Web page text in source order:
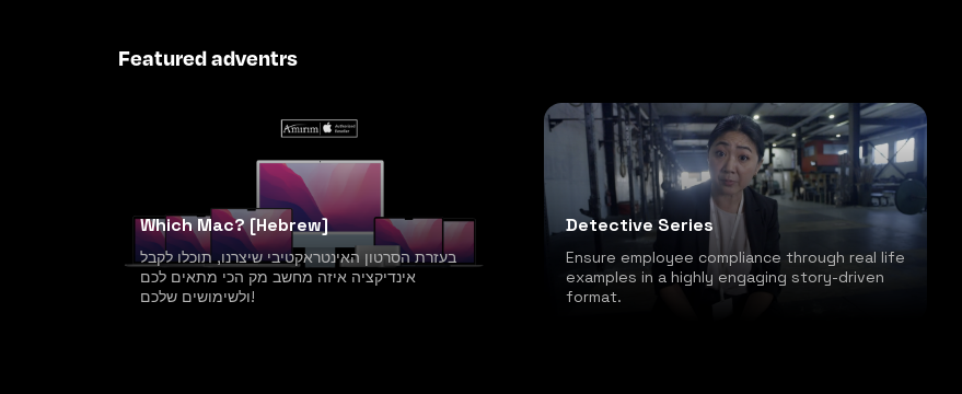
Featured adventrs
Which Mac? [Hebrew]
בעזרת הסרטון האינטראקטיבי שיצרנו, תוכלו לקבל
אינדיקציה איזה מחשב מק הכי מתאים לכם
ולשימושים שלכם!
Detective Series
Ensure employee compliance through real life
examples in a highly engaging story-driven
format.